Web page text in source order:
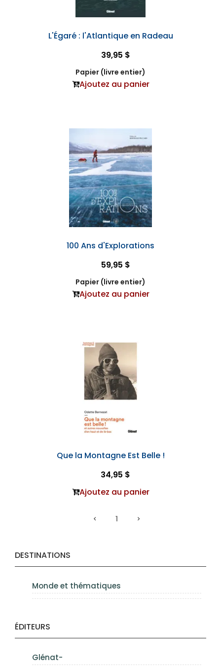
DESTINATIONS
Monde et thématiques
ÉDITEURS
Glénat-
L'Égaré : l'Atlantique en Radeau
39,95 $
Papier (livre entier)
Ajoutez au panier
100 Ans d'Explorations
59,95 $
Papier (livre entier)
Ajoutez au panier
Que la Montagne Est Belle !
34,95 $
Ajoutez au panier
1